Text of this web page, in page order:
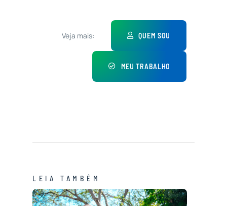
Veja mais: QUEM SOU
MEU TRABALHO
LEIA TAMBÉM